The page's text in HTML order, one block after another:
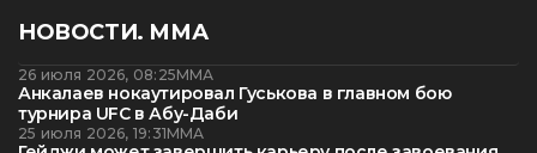
НОВОСТИ. ММА
26 июля 2026, 08:25ММА
Анкалаев нокаутировал Гуськова в главном бою
турнира UFC в Абу-Даби
25 июля 2026, 19:31ММА